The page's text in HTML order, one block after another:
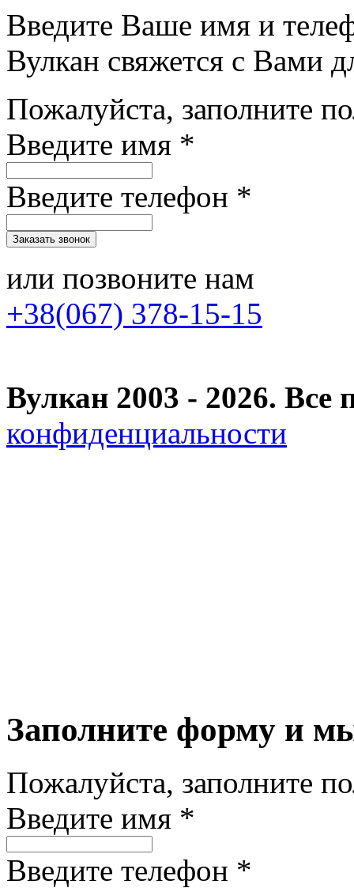
Введите Ваше имя и
Вулкан свяжется с Вами
Пожалуйста, заполните
Введите имя *
Введите телефон *
или позвоните нам
+38(067) 378-15-15
Вулкан 2003 - 2026.
конфиденциальности
Заполните форму и
Пожалуйста, заполните
Введите имя *
Введите телефон *